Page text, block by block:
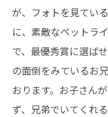
が、フォトを見てい
に、素敵なペットラ
で、最優秀賞に選ば
の面倒をみているお
おります。お子さん
ず、兄弟でいてくれ